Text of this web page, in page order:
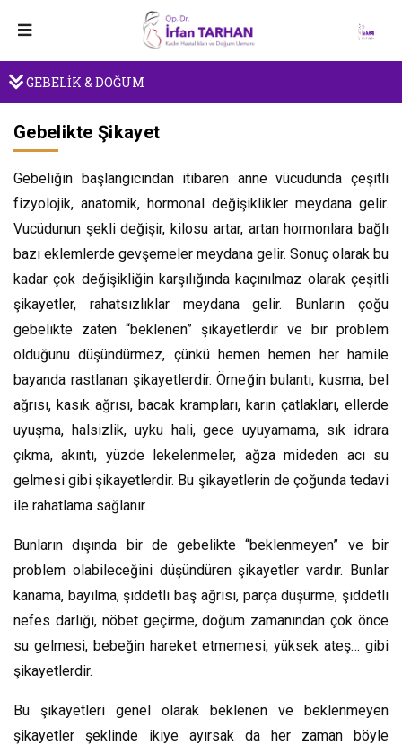
GEBELİK & DOĞUM
Gebelikte Şikayet
Gebeliğin başlangıcından itibaren anne vücudunda çeşitli
fizyolojik, anatomik, hormonal değişiklikler meydana gelir.
Vucüdunun şekli değişir, kilosu artar, artan hormonlara bağlı
bazı eklemlerde gevşemeler meydana gelir. Sonuç olarak bu
kadar çok değişikliğin karşılığında kaçınılmaz olarak çeşitli
şikayetler, rahatsızlıklar meydana gelir. Bunların çoğu
gebelikte zaten “beklenen” şikayetlerdir ve bir problem
olduğunu düşündürmez, çünkü hemen hemen her hamile
bayanda rastlanan şikayetlerdir. Örneğin bulantı, kusma, bel
ağrısı, kasık ağrısı, bacak krampları, karın çatlakları, ellerde
uyuşma, halsizlik, uyku hali, gece uyuyamama, sık idrara
çıkma, akıntı, yüzde lekelenmeler, ağza mideden acı su
gelmesi gibi şikayetlerdir. Bu şikayetlerin de çoğunda tedavi
ile rahatlama sağlanır.
Bunların dışında bir de gebelikte “beklenmeyen” ve bir
problem olabileceğini düşündüren şikayetler vardır. Bunlar
kanama, bayılma, şiddetli baş ağrısı, parça düşürme, şiddetli
nefes darlığı, nöbet geçirme, doğum zamanından çok önce
su gelmesi, bebeğin hareket etmemesi, yüksek ateş… gibi
şikayetlerdir.
Bu şikayetleri genel olarak beklenen ve beklenmeyen
şikayetler şeklinde ikiye ayırsak da her zaman böyle